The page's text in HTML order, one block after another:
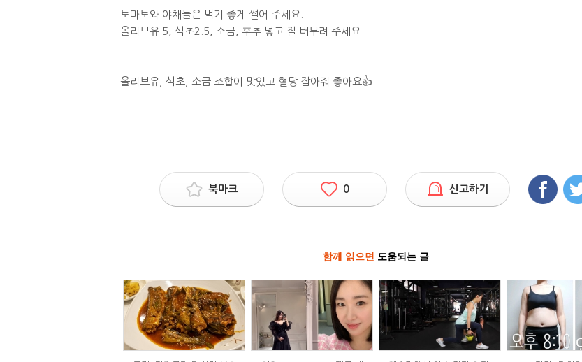
토마토와 야채들은 먹기 좋게 썰어 주세요.
올리브유 5, 식초2.5, 소금, 후추 넣고 잘 버무려 주세요
올리브유, 식초, 소금 조합이 맛있고 혈당 잡아줘 좋아요👍
북마크 0 신고하기
함께 읽으면 도움되는 글